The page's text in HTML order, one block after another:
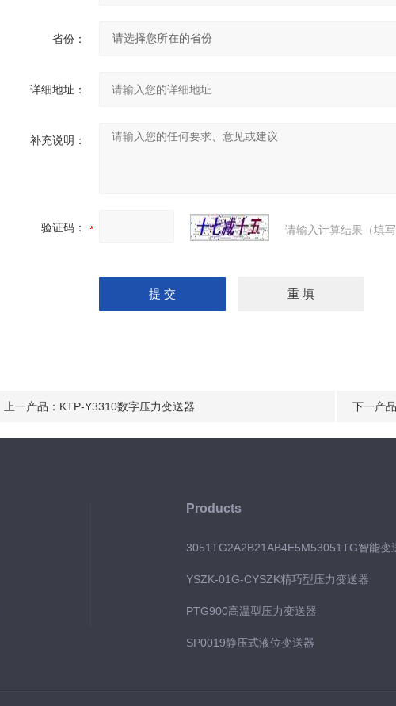
省份：
详细地址：
补充说明：
验证码： 请输入计算结果（填
上一产品： KTP-Y3310数字压力变送器 下一产品
Products
3051TG2A2B21AB4E5M53051TG智能变
YSZK-01G-CYSZK精巧型压力变送器
PTG900高温型压力变送器
SP0019静压式液位变送器